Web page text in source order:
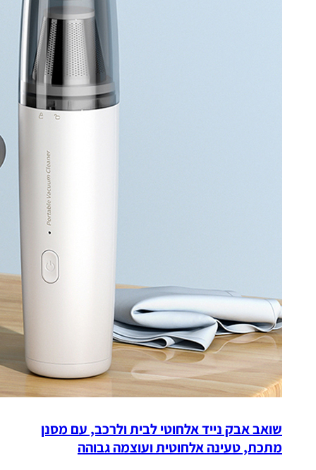
שואב אבק נייד אלחוטי לבית ולרכב, עם מסנן
מתכת, טעינה אלחוטית ועוצמה גבוהה